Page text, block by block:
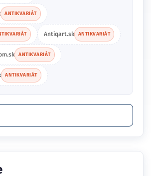
ANTIKVARIÁT
Antiqart.sk ANTIKVARIÁT
ANTIKVARIÁT
ANTIKVARIÁT